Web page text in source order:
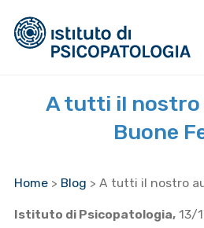
A tutti il nostro
Buone
Home > Blog > A tutti il nostro
Istituto di Psicopatologia, 13/